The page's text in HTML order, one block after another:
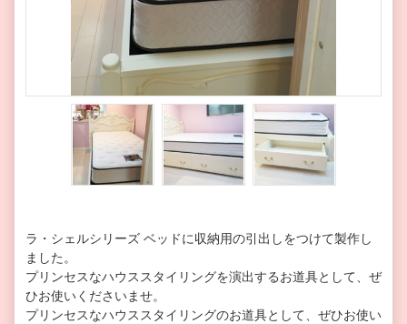
ラ・シェルシリーズ ベッドに収納用の引出しをつけて製作し
ました。
プリンセスなハウススタイリングを演出するお道具として、ぜ
ひお使いくださいませ。
プリンセスなハウススタイリングのお道具として、ぜひお使い